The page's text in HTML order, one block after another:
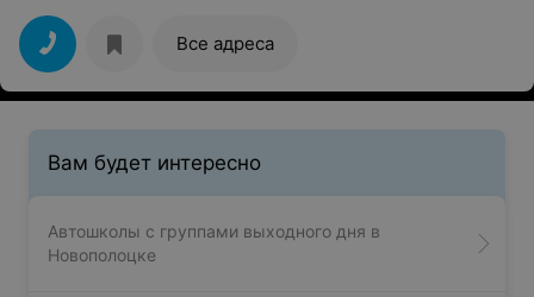
Все адреса
Вам будет интересно
Автошколы с группами выходного дня в
Новополоцке